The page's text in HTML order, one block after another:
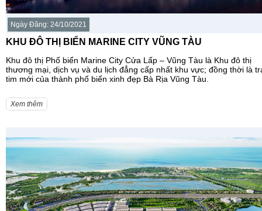
Ngày Đăng: 24/10/2021
KHU ĐÔ THỊ BIỂN MARINE CITY VŨNG TÀU
Khu đô thị Phố biển Marine City Cửa Lấp – Vũng Tàu là Khu đô thị
thương mại, dịch vụ và du lịch đẳng cấp nhất khu vực; đồng thời là
tim mới của thành phố biển xinh đẹp Bà Rịa Vũng Tàu.
Xem thêm